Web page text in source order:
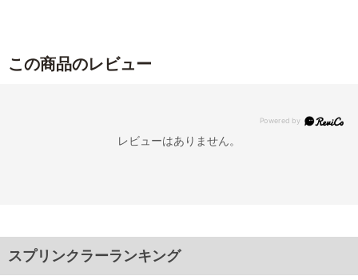
この商品のレビュー
レビューはありません。
スプリンクラーランキング